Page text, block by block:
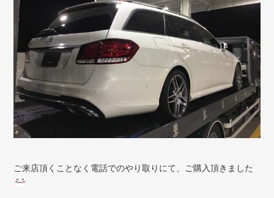
ご来店頂くことなく電話でのやり取りにて、ご購入頂きました